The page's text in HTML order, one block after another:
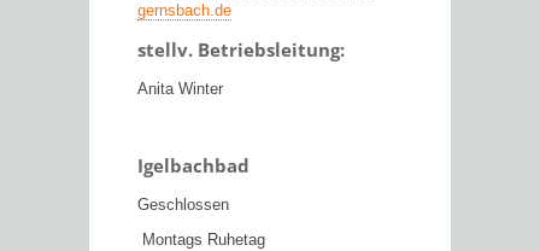
gernsbach.de
stellv. Betriebsleitung:
Anita Winter
Igelbachbad
Geschlossen
Montags Ruhetag